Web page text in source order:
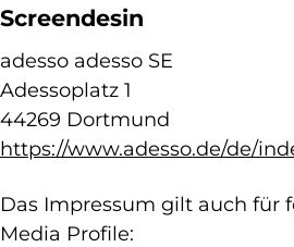
Screendesin
adesso adesso SE
Adessoplatz 1
44269 Dortmund
https://www.adesso.de/de/
Das Impressum gilt auch für
Media Profile: